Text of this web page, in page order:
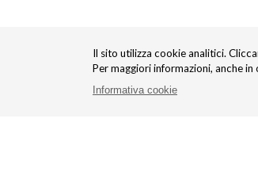
Il sito utilizza cookie analitici.
Per maggiori informazioni, anche
Informativa cookie